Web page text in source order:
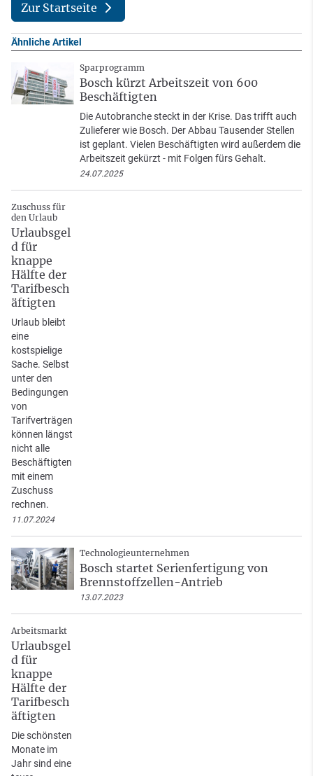
Zur Startseite
Ähnliche Artikel
Sparprogramm
Bosch kürzt Arbeitszeit von 600
Beschäftigten
Die Autobranche steckt in der Krise. Das trifft auch
Zulieferer wie Bosch. Der Abbau Tausender Stellen
ist geplant. Vielen Beschäftigten wird außerdem die
Arbeitszeit gekürzt - mit Folgen fürs Gehalt.
24.07.2025
Zuschuss für
den Urlaub
Urlaubsgel
d für
knappe
Hälfte der
Tarifbesch
äftigten
Urlaub bleibt
eine
kostspielige
Sache. Selbst
unter den
Bedingungen
von
Tarifverträgen
können längst
nicht alle
Beschäftigten
mit einem
Zuschuss
rechnen.
11.07.2024
Technologieunternehmen
Bosch startet Serienfertigung von
Brennstoffzellen-Antrieb
13.07.2023
Arbeitsmarkt
Urlaubsgel
d für
knappe
Hälfte der
Tarifbesch
äftigten
Die schönsten
Monate im
Jahr sind eine